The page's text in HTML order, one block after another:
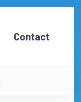
Contact